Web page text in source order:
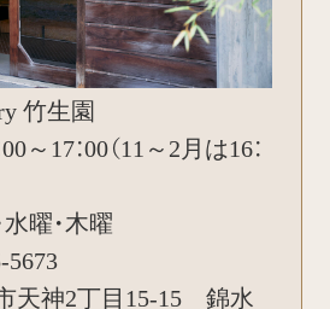
竹生園
～17：00（11～2月は16：
曜・木曜
5673
天神2丁目15-15 錦水